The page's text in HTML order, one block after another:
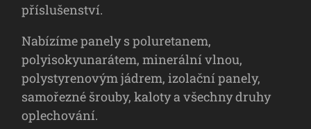
příslušenství.
Nabízíme panely s poluretanem,
polyisokyunarátem, minerální vlnou,
polystyrenovým jádrem, izolační panely,
samořezné šrouby, kaloty a všechny druhy
oplechování.